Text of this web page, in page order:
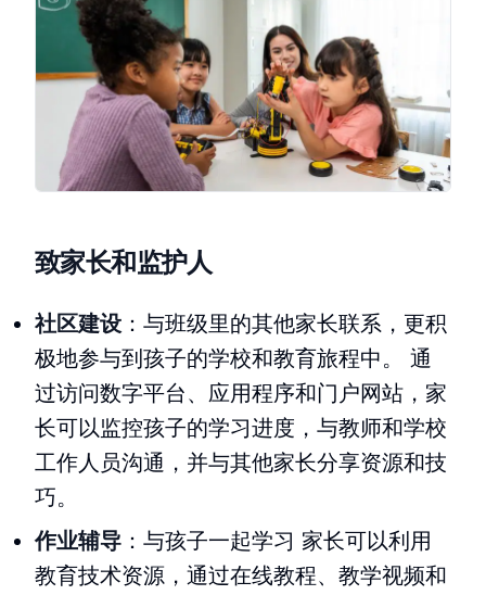
致家长和监护人
社区建设 ：与班级里的其他家长联系，更积
极地参与到孩子的学校和教育旅程中。 通
过访问数字平台、应用程序和门户网站，家
长可以监控孩子的学习进度，与教师和学校
工作人员沟通，并与其他家长分享资源和技
巧。
作业辅导 ：与孩子一起学习 家长可以利用
教育技术资源，通过在线教程、教学视频和